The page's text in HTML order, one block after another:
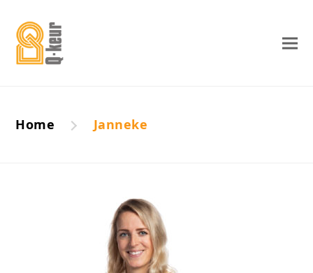
Home Janneke